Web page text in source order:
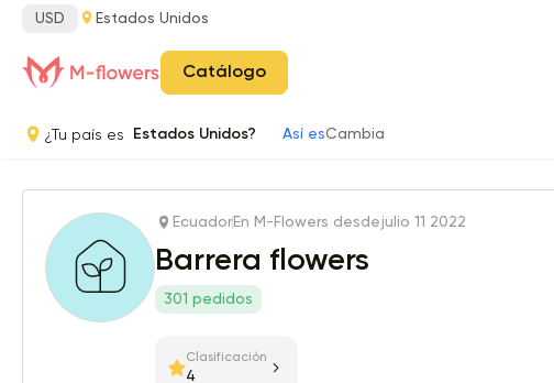
USD Estados Unidos
Catálogo
¿Tu país es Estados Unidos? Así esCambia
Ecuador En M-Flowers desde julio 11 2022
Barrera flowers
301 pedidos
Clasificación
4